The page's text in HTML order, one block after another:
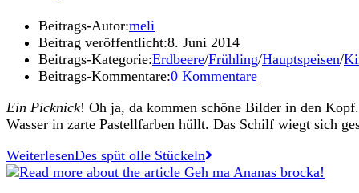
Beitrags-Autor:meli
Beitrag veröffentlicht:8. Juni 2014
Beitrags-Kategorie:Erdbeere/Frühling/Hauptspeisen/
Beitrags-Kommentare:0 Kommentare
Ein Picknick! Oh ja, da kommen schöne Bilder in den
Wasser in zarte Pastellfarben hüllt. Das Schilf wiegt sich
WeiterlesenDes spüt olle Stückeln